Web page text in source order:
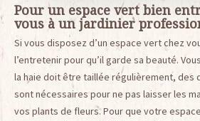
Pour un espace vert bien
vous à un jardinier
Si vous disposez d’un espace vert chez
l’entretenir pour qu’il garde sa beauté.
la haie doit être taillée régulièrement, des
sont nécessaires pour ne pas laisser les
vos plants de fleurs. Pour que votre